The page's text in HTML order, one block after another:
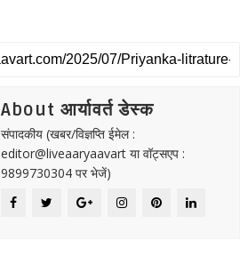
About आर्यावर्त डेस्क
संपादकीय (खबर/विज्ञप्ति ईमेल :
editor@liveaaryaavart या वॉट्सएप :
9899730304 पर भेजें)